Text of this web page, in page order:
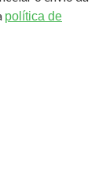
política de